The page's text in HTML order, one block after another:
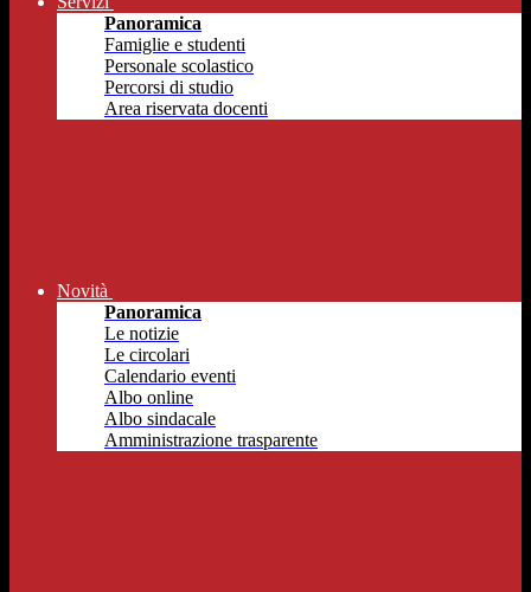
Panoramica
Famiglie e studenti
Personale scolastico
Percorsi di studio
Area riservata docenti
Novità
Panoramica
Le notizie
Le circolari
Calendario eventi
Albo online
Albo sindacale
Amministrazione trasparente